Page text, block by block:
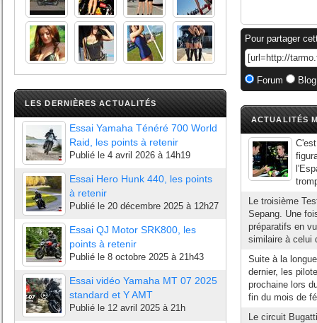
LES DERNIÈRES ACTUALITÉS
Essai Yamaha Ténéré 700 World
Raid, les points à retenir
Publié le 4 avril 2026 à 14h19
Essai Hero Hunk 440, les points
à retenir
Publié le 20 décembre 2025 à 12h27
Essai QJ Motor SRK800, les
points à retenir
Publié le 8 octobre 2025 à 21h43
Essai vidéo Yamaha MT 07 2025
standard et Y AMT
Publié le 12 avril 2025 à 21h
Pour partager
Forum
ACTUALITÉS
Le troisième
Sepang. Une
préparatifs en
similaire à celui
Suite à la
dernier, les
prochaine lors
fin du mois de
Le circuit